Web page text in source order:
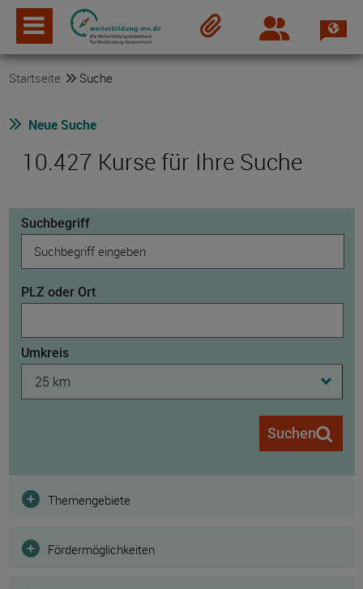
Login
Startseite Suche
Neue Suche
10.427 Kurse für Ihre Suche
Suchbegriff
PLZ oder Ort
Umkreis
25 km
Suchen
Filter
Themengebiete
Fördermöglichkeiten